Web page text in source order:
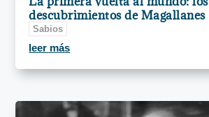
descubrimientos de Magallanes
Sabios
leer más